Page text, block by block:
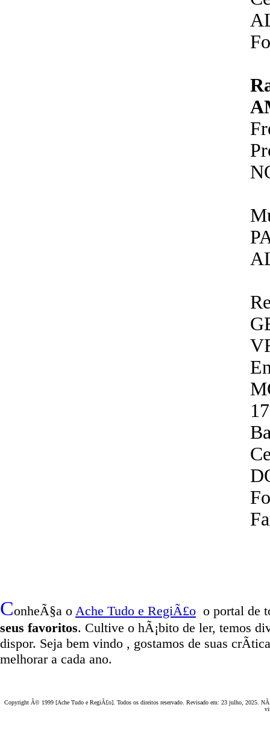
ConheÃ§a o Ache Tudo e RegiÃ£o o portal de
seus favoritos. Cultive o hÃ¡bito de ler, temos
dispor. Seja bem vindo , gostamos de suas
melhorar a cada ano.
Copyright Â© 1999 [Ache Tudo e RegiÃ£o]. Todos os direitos reservado. Revisado em: 23 julho, 2025 .